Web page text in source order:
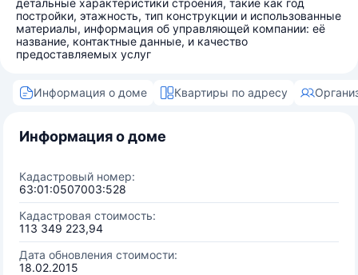
детальные характеристики строения, такие как год
постройки, этажность, тип конструкции и использованные
материалы, информация об управляющей компании: её
название, контактные данные, и качество
предоставляемых услуг
Информация о доме Квартиры по адресу
Информация о доме
Кадастровый номер:
63:01:0507003:528
Кадастровая стоимость:
113 349 223,94
Дата обновления стоимости:
18.02.2015